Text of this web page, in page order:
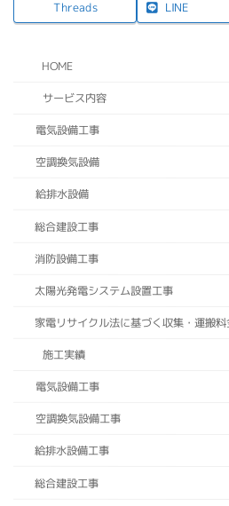
Threads LINE
HOME
サービス内容
電気設備工事
空調換気設備
給排水設備
総合建設工事
消防設備工事
太陽光発電システム設置工事
家電リサイクル法に基づく収集・運搬
施工実績
電気設備工事
空調換気設備工事
給排水設備工事
総合建設工事